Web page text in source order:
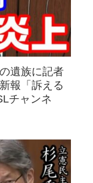
遺族に記者
報「訴える
チャンネ